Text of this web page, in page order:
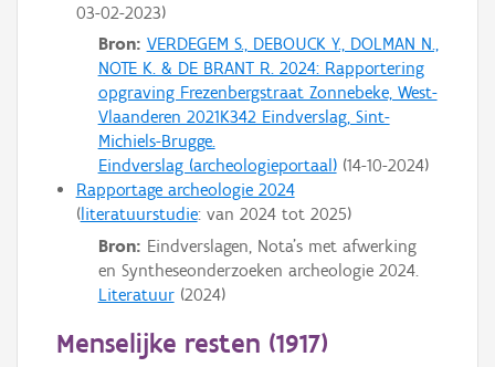
03-02-2023
Bron: VERDEGEM S., DEBOUCK Y., DOLMAN N.,
NOTE K. & DE BRANT R. 2024: Rapportering
opgraving Frezenbergstraat Zonnebeke, West-
Vlaanderen 2021K342 Eindverslag, Sint-
Michiels-Brugge.
Eindverslag (archeologieportaal)(14-10-2024)
Rapportage archeologie 2024
literatuurstudie: van 2024tot 2025
Bron: Eindverslagen, Nota's met afwerking
en Syntheseonderzoeken archeologie 2024.
Literatuur(2024)
Menselijke resten (1917)